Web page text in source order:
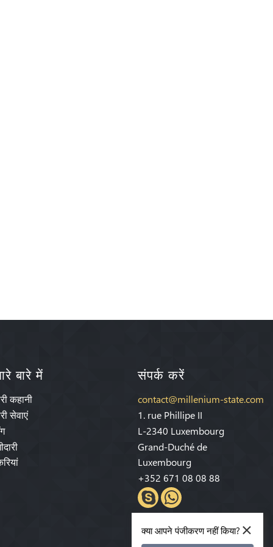
बारे में
कहानी
सेवाएं
संपर्क करें
contact@millenium-state.com
1. rue Phillipe II
L-2340 Luxembourg
Grand-Duché de
Luxembourg
+352 671 08 08 88
×
क्या आपने पंजीकरण नहीं किया?